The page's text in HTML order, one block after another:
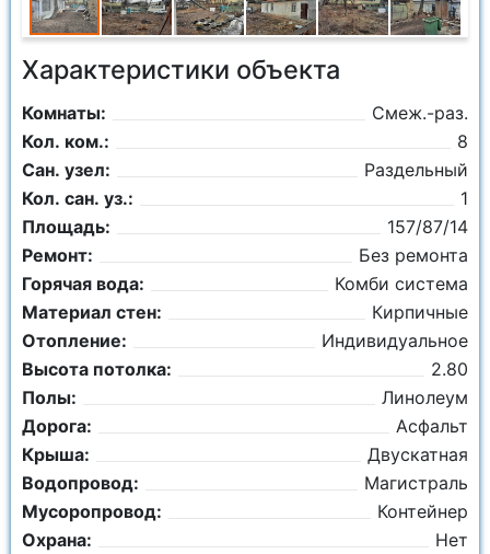
Характеристики объекта
Комнаты:
Смеж.-раз.
Кол. ком.:
8
Сан. узел:
Раздельный
Кол. сан. уз.:
1
Площадь:
157/87/14
Ремонт:
Без ремонта
Горячая вода:
Комби система
Материал стен:
Кирпичные
Отопление:
Индивидуальное
Высота потолка:
2.80
Полы:
Линолеум
Дорога:
Асфальт
Крыша:
Двускатная
Водопровод:
Магистраль
Мусоропровод:
Контейнер
Охрана:
Нет